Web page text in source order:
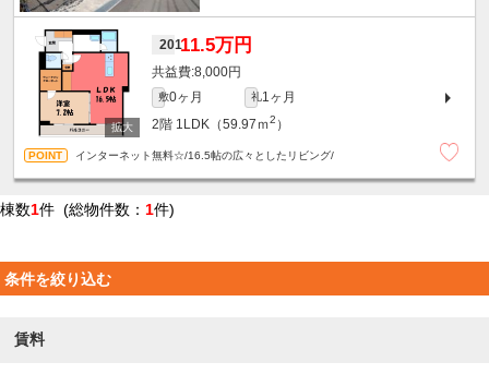
20111.5万円
8,000円
敷0ヶ月 礼1ヶ月
2階 1LDK（59.97ｍ2 ）
インターネット無料☆/16.5帖の広々としたリビング/
棟数1件 (総物件数： 1件)
条件を絞り込む
賃料